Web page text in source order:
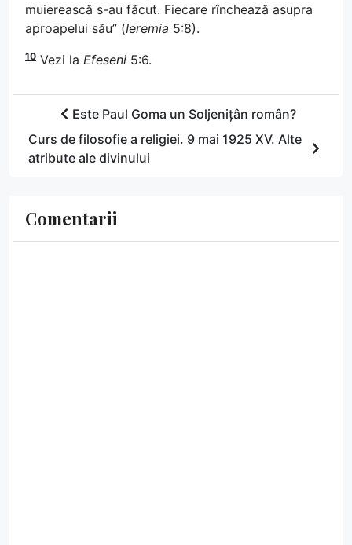
muierească s-au făcut. Fiecare rînchează asupra
aproapelui său” (Ieremia 5:8).
10 Vezi la Efeseni 5:6.
Este Paul Goma un Soljenițân român?
Curs de filosofie a religiei. 9 mai 1925 XV. Alte
atribute ale divinului
Comentarii